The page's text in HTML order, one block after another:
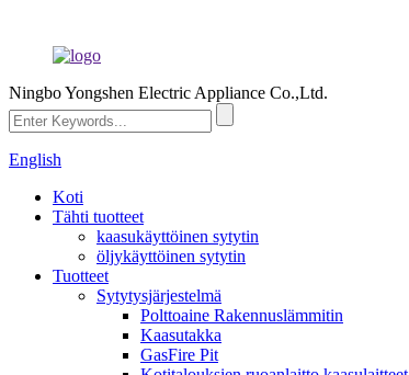
Ningbo Yongshen Electric Appliance Co.,Ltd.
English
Koti
Tähti tuotteet
kaasukäyttöinen sytytin
öljykäyttöinen sytytin
Tuotteet
Sytytysjärjestelmä
Polttoaine Rakennuslämmitin
Kaasutakka
GasFire Pit